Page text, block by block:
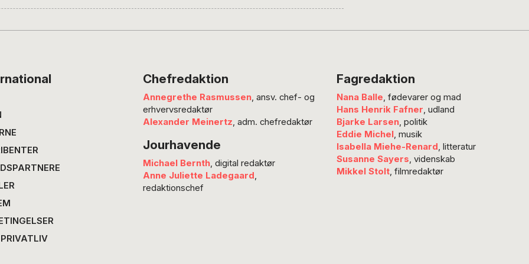
1996, skriver journalist
traditionelle muslimske
miljø fordømmer ham, men
alligevel spreder Muhsin
Hendricks fortsat sit
budskab om, at det ikke…
Chefredaktion
Annegrethe Rasmussen, ansv. chef- og
erhvervsredaktør
Alexander Meinertz, adm. chefredaktør
Jourhavende
Michael Bernth, digital redaktør
Anne Juliette Ladegaard,
redaktionschef
Fagredaktion
Nana Balle, fødevarer og mad
Hans Henrik Fafner, udland
Bjarke Larsen, politik
Eddie Michel, musik
Isabella Miehe-Renard, litteratur
Susanne Sayers, videnskab
Mikkel Stolt, filmredaktør